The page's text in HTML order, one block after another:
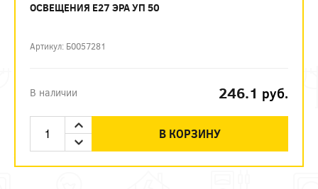
ОСВЕЩЕНИЯ Е27 ЭРА УП 50
Артикул: Б0057281
В наличии 246.1 руб.
В КОРЗИНУ